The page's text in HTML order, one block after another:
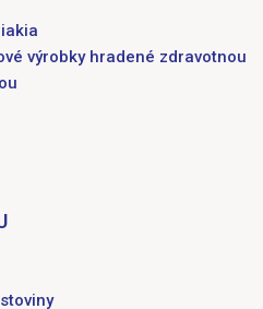
výrobky hradené zdravotnou